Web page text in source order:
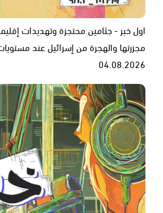
اول خبر - جثامين محتجزة وتهديدات
مجزرتها والهجرة من إسرائيل عند
04.08.2026